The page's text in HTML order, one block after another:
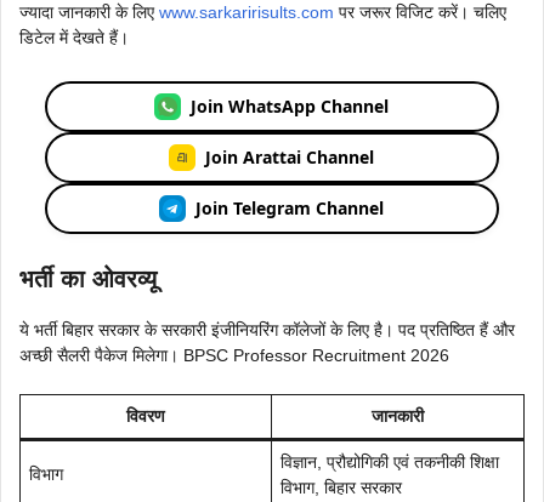
ज्यादा जानकारी के लिएwww.sarkaririsults.com पर जरूर विजिट करें। चलिए
डिटेल में देखते हैं।
Join WhatsApp Channel
Join Arattai Channel
Join Telegram Channel
भर्ती का ओवरव्यू
ये भर्ती बिहार सरकार के सरकारी इंजीनियरिंग कॉलेजों के लिए है। पद प्रतिष्ठित हैं और
अच्छी सैलरी पैकेज मिलेगा। BPSC Professor Recruitment 2026
विवरण जानकारी
विभाग
विज्ञान, प्रौद्योगिकी एवं तकनीकी शिक्षा
विभाग, बिहार सरकार